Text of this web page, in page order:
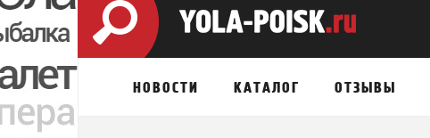
НОВОСТИ КАТАЛОГ ОТЗЫВЫ